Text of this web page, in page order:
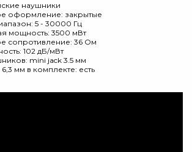
наушники
оформление: закрытые
5 - 30000 Гц
мощность: 3500 мВт
сопротивление: 36 Ом
102 дБ/мВт
mini jack 3.5 мм
мм в комплекте: есть